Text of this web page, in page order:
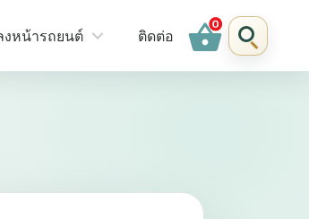
งหน้ารถยนต์ ติดต่อ shopping_basket